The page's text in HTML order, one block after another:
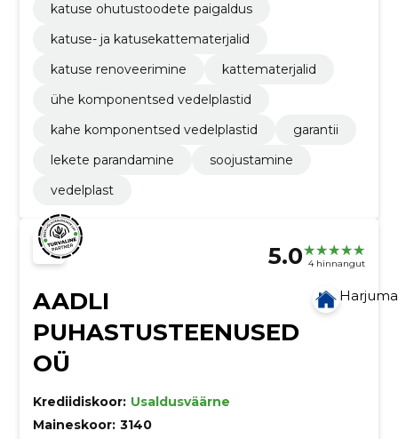
katuse ohutustoodete paigaldus
katuse- ja katusekattematerjalid
katuse renoveerimine
kattematerjalid
ühe komponentsed vedelplastid
kahe komponentsed vedelplastid
garantii
lekete parandamine
soojustamine
vedelplast
5.0 4 hinnangut
AADLI
PUHASTUSTEENUSED
OÜ
Krediidiskoor: Usaldusväärne
Maineskoor: 3140